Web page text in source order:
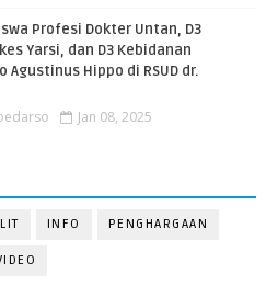
Profesi Dokter Untan, D3
Yarsi, dan D3 Kebidanan
Agustinus Hippo di RSUD dr.
Jan 08, 2025
INFO PENGHARGAAN